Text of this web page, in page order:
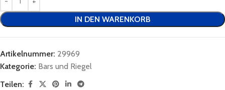
IN DEN WARENKORB
Artikelnummer: 29969
Kategorie: Bars und Riegel
Teilen: